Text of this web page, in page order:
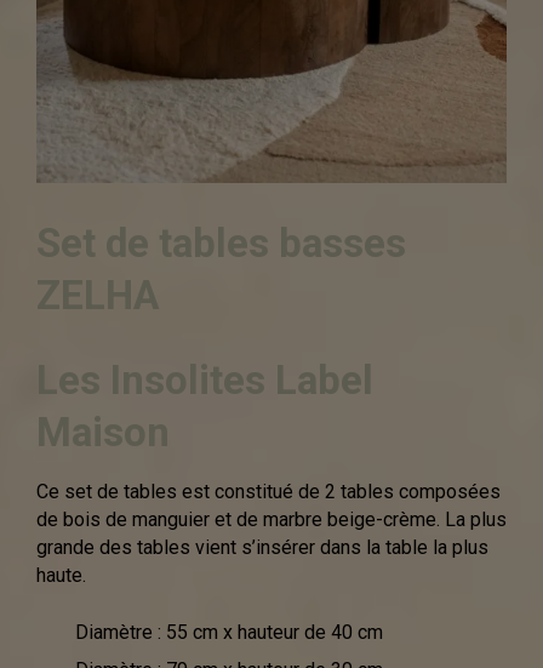
Set de tables basses
ZELHA
Les Insolites Label
Maison
Ce set de tables est constitué de 2 tables composées
de bois de manguier et de marbre beige-crème. La plus
grande des tables vient s’insérer dans la table la plus
haute.
Diamètre : 55 cm x hauteur de 40 cm